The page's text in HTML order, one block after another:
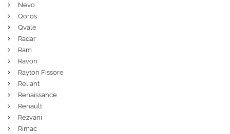
Nevo
Qoros
Qvale
Radar
Ram
Ravon
Rayton Fissore
Reliant
Renaissance
Renault
Rezvani
Rimac